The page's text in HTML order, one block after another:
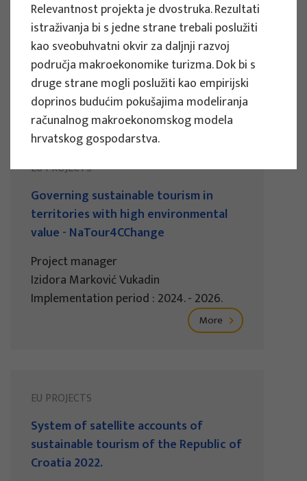
Project manager
Renata Tomljenović
Implementation period : 2024. - 2027.
More
EU PROJECTS
Governing sustainable tourism in
territories with high environmental
value - NaTour4CChange
Project manager
Izidora Marković Vukadin
Implementation period : 2024. - 2026.
More
EU PROJECTS
System of satellite accounts of
sustainable tourism of the Republic of
Croatia 2022.
Relevantnost projekta je dvostruka. Rezultati
istraživanja bi s jedne strane trebali poslužiti
kao sveobuhvatni okvir za daljnji razvoj
područja makroekonomike turizma. Dok bi s
druge strane mogli poslužiti kao empirijski
doprinos budućim pokušajima modeliranja
računalnog makroekonomskog modela
hrvatskog gospodarstva.